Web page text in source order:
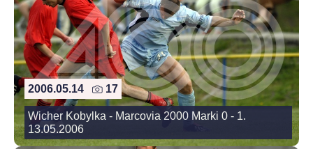
2006.05.14 17
Wicher Kobylka - Marcovia 2000 Marki 0 - 1.
13.05.2006